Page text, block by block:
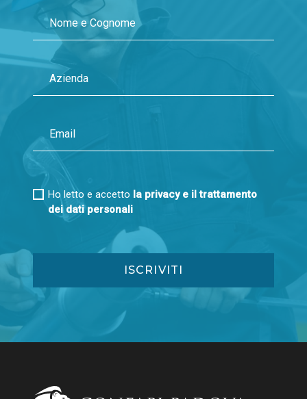
Ho letto e accetto la privacy e il trattamento
dei dati personali